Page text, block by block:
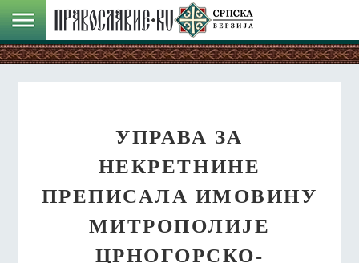
УПРАВА ЗА
НЕКРЕТНИНЕ
ПРЕПИСАЛА ИМОВИНУ
МИТРОПОЛИЈЕ
ЦРНОГОРСКО-